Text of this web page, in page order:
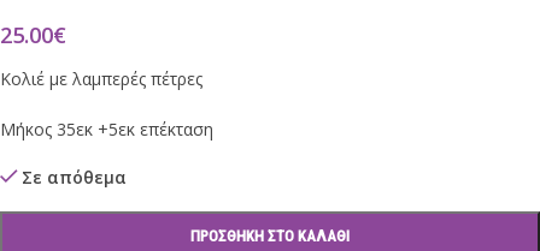
25.00€
Κολιέ με λαμπερές πέτρες
Μήκος 35εκ +5εκ επέκταση
Σε απόθεμα
ΠΡΟΣΘΉΚΗ ΣΤΟ ΚΑΛΆΘΙ